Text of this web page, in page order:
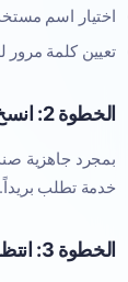
اختيار اسم
تعيين كلمة مرور
الخطوة 2: انسخ عنوانك
بمجرد جاهزية
خدمة تطلب بريداً.
الخطوة 3: انتظر بريدك